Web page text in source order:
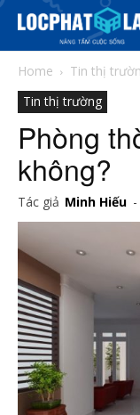
Search
Phiên
Trang chủ
Dự án
Mua bán
Home
Tin thị
Tin thị trường
Phòng
không?
Tác giả Minh Hiếu -